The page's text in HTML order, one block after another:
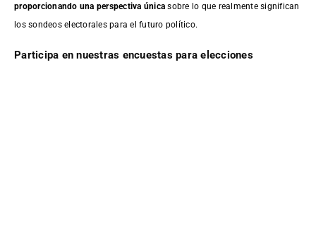
proporcionando una perspectiva única sobre lo que realmente significan
los sondeos electorales para el futuro político.
Participa en nuestras encuestas para elecciones